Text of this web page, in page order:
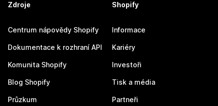
Zdroje
Centrum nápovědy Shopify
Dokumentace k rozhraní API
Komunita Shopify
Blog Shopify
Průzkum
Shopify
Informace
Kariéry
Investoři
Tisk a média
Partneři